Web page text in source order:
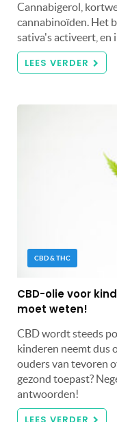
Cannabigerol,
cannabinoïden. Het
sativa's activeert, en
LEES VERDER
CBD & THC
CBD-olie voor
moet weten!
CBD wordt steeds
kinderen neemt dus
ouders van tevoren
gezond toepast?
antwoorden!